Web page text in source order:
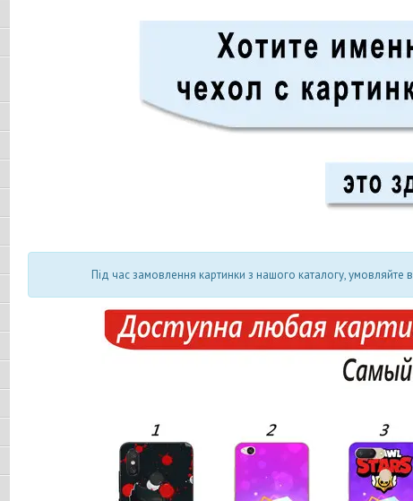
Під час замовлення картинки з нашого каталогу, умовляйте в